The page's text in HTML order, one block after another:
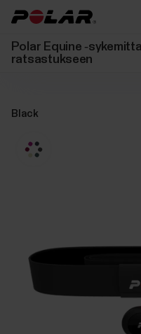
Polar Equine
ratsastukseen
Black